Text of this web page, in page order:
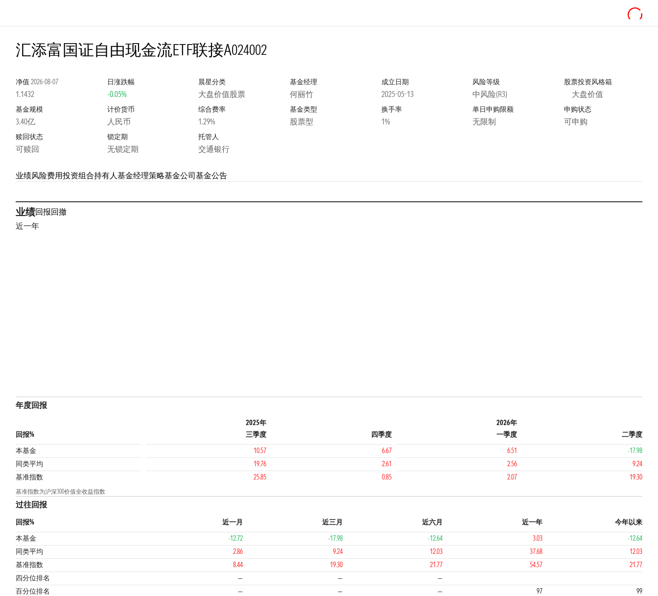
汇添富国证自由现金流ETF联接A024002
净值 2026-08-07
1.1432
日涨跌幅
-0.05%
晨星分类
大盘价值股票
基金经理
何丽竹
成立日期
2025-05-13
风险等级
中风险(R3)
股票投资风格箱
大盘价值
基金规模
3.40亿
计价货币
人民币
综合费率
1.29%
基金类型
股票型
换手率
1%
单日申购限额
无限制
申购状态
可申购
赎回状态
可赎回
锁定期
无锁定期
托管人
交通银行
业绩风险费用投资组合持有人基金经理策略基金公司基金公告
业绩回报回撤
近一年
年度回报
回报%
2025年
三季度
四季度
2026年
一季度
二季度
本基金
10.57 6.67 6.51
-17.98
同类平均
19.76 2.61 2.56
9.24
基准指数
25.85 0.85 2.07 19.30
基准指数为沪深300价值全收益指数
过往回报
回报% 近一月 近三月 近六月 近一年
今年以来
本基金
-12.72 -17.98 -12.64 3.03
-12.64
同类平均
2.86 9.24 12.03 37.68
12.03
基准指数
8.44 19.30 21.77 54.57
21.77
四分位排名
— — —
4 4
百分位排名 — — — 97
99